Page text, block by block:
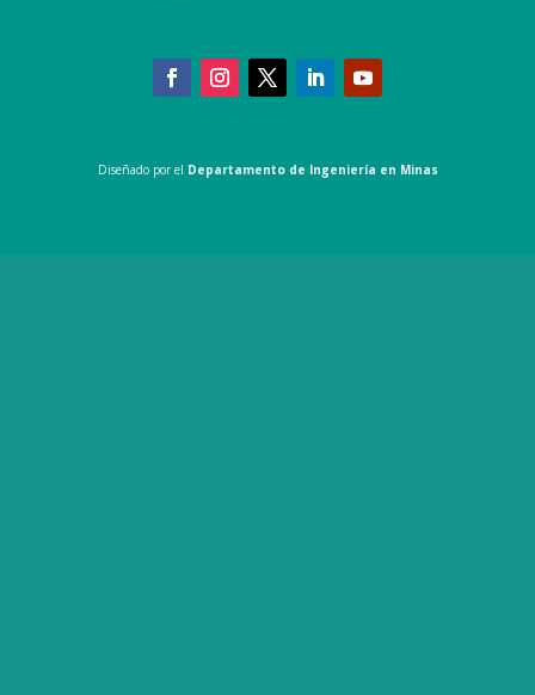
Diseñado por el Departamento de Ingeniería en Minas